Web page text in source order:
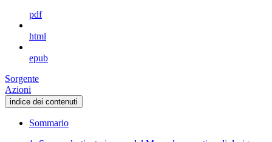
pdf
html
epub
Sorgente
Azioni
indice dei contenuti
Sommario